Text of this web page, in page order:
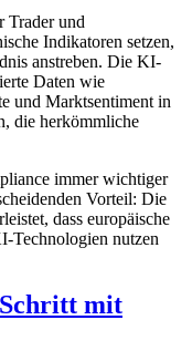
Trader und
Indikatoren setzen,
anstreben. Die KI-
Daten wie
und Marktsentiment in
die herkömmliche
immer wichtiger
Vorteil: Die
dass europäische
Technologien nutzen
Schritt mit